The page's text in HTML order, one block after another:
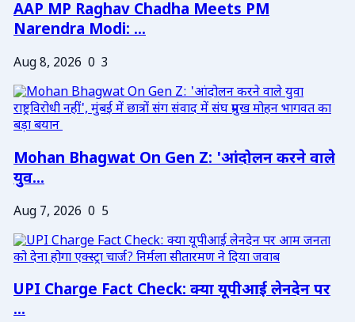
AAP MP Raghav Chadha Meets PM
Narendra Modi: ...
Aug 8, 2026 0 3
Mohan Bhagwat On Gen Z: 'आंदोलन करने वाले
युव...
Aug 7, 2026 0 5
UPI Charge Fact Check: क्या यूपीआई लेनदेन पर
...